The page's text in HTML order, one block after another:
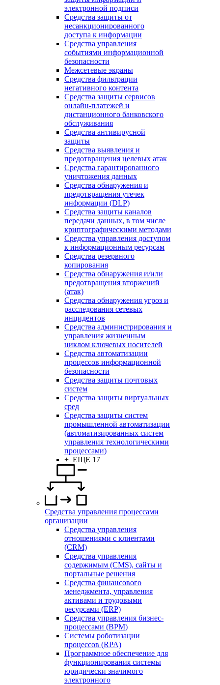
электронной подписи
Средства защиты от
несанкционированного
доступа к информации
Средства управления
событиями информационной
безопасности
Межсетевые экраны
Средства фильтрации
негативного контента
Средства защиты сервисов
онлайн-платежей и
дистанционного банковского
обслуживания
Средства антивирусной
защиты
Средства выявления и
предотвращения целевых атак
Средства гарантированного
уничтожения данных
Средства обнаружения и
предотвращения утечек
информации (DLP)
Средства защиты каналов
передачи данных, в том числе
криптографическими методами
Средства управления доступом
к информационным ресурсам
Средства резервного
копирования
Средства обнаружения и/или
предотвращения вторжений
(атак)
Средства обнаружения угроз и
расследования сетевых
инцидентов
Средства администрирования и
управления жизненным
циклом ключевых носителей
Средства автоматизации
процессов информационной
безопасности
Средства защиты почтовых
систем
Средства защиты виртуальных
сред
Средства защиты систем
промышленной автоматизации
(автоматизированных систем
управления технологическими
процессами)
+ ЕЩЕ 17
Средства управления процессами
организации
Средства управления
отношениями с клиентами
(CRM)
Средства управления
содержимым (CMS), сайты и
портальные решения
Средства финансового
менеджмента, управления
активами и трудовыми
ресурсами (ERP)
Средства управления бизнес-
процессами (BPM)
Системы роботизации
процессов (RPA)
Программное обеспечение для
функционирования системы
юридически значимого
электронного